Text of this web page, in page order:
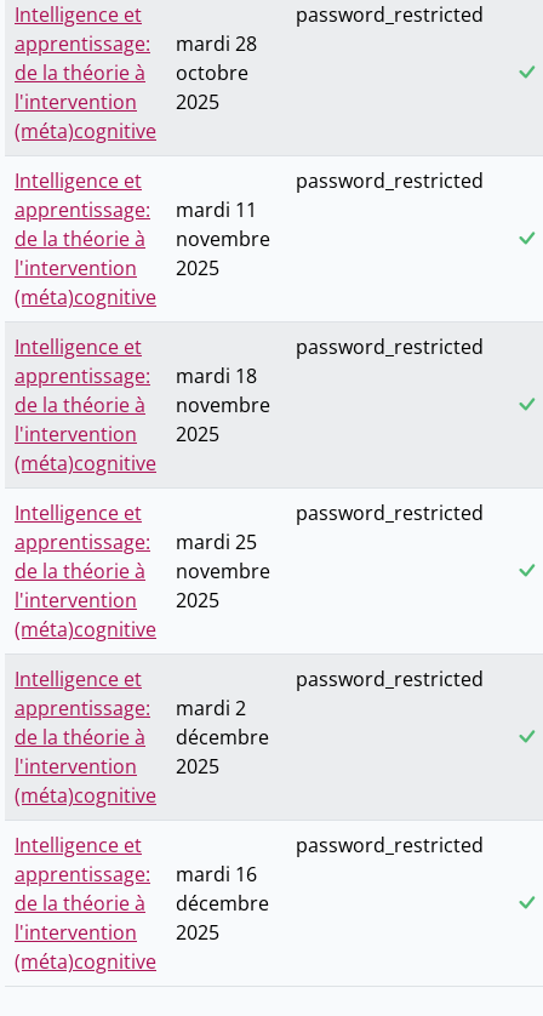
Intelligence et
apprentissage:
de la théorie à
l'intervention
(méta)cognitive
mardi 28
octobre
2025
password_restricted
Intelligence et
apprentissage:
de la théorie à
l'intervention
(méta)cognitive
mardi 11
novembre
2025
password_restricted
Intelligence et
apprentissage:
de la théorie à
l'intervention
(méta)cognitive
mardi 18
novembre
2025
password_restricted
Intelligence et
apprentissage:
de la théorie à
l'intervention
(méta)cognitive
mardi 25
novembre
2025
password_restricted
Intelligence et
apprentissage:
de la théorie à
l'intervention
(méta)cognitive
mardi 2
décembre
2025
password_restricted
Intelligence et
apprentissage:
de la théorie à
l'intervention
(méta)cognitive
mardi 16
décembre
2025
password_restricted